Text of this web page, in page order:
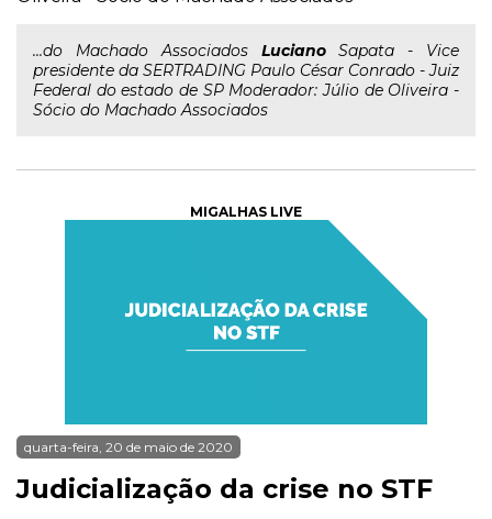
...do Machado Associados LucianoSapata - Vice
presidente da SERTRADING Paulo César Conrado - Juiz
Federal do estado de SP Moderador: Júlio de Oliveira -
Sócio do Machado Associados
MIGALHAS LIVE
quarta-feira, 20 de maio de 2020
Judicialização da crise no STF